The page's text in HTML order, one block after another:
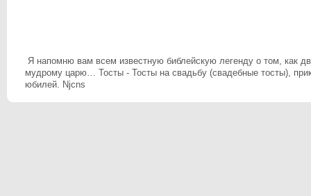
Я напомню вам всем известную библейскую легенду о том, как
мудрому царю… Тосты - Тосты на свадьбу (свадебные тосты),
юбилей. Njcns